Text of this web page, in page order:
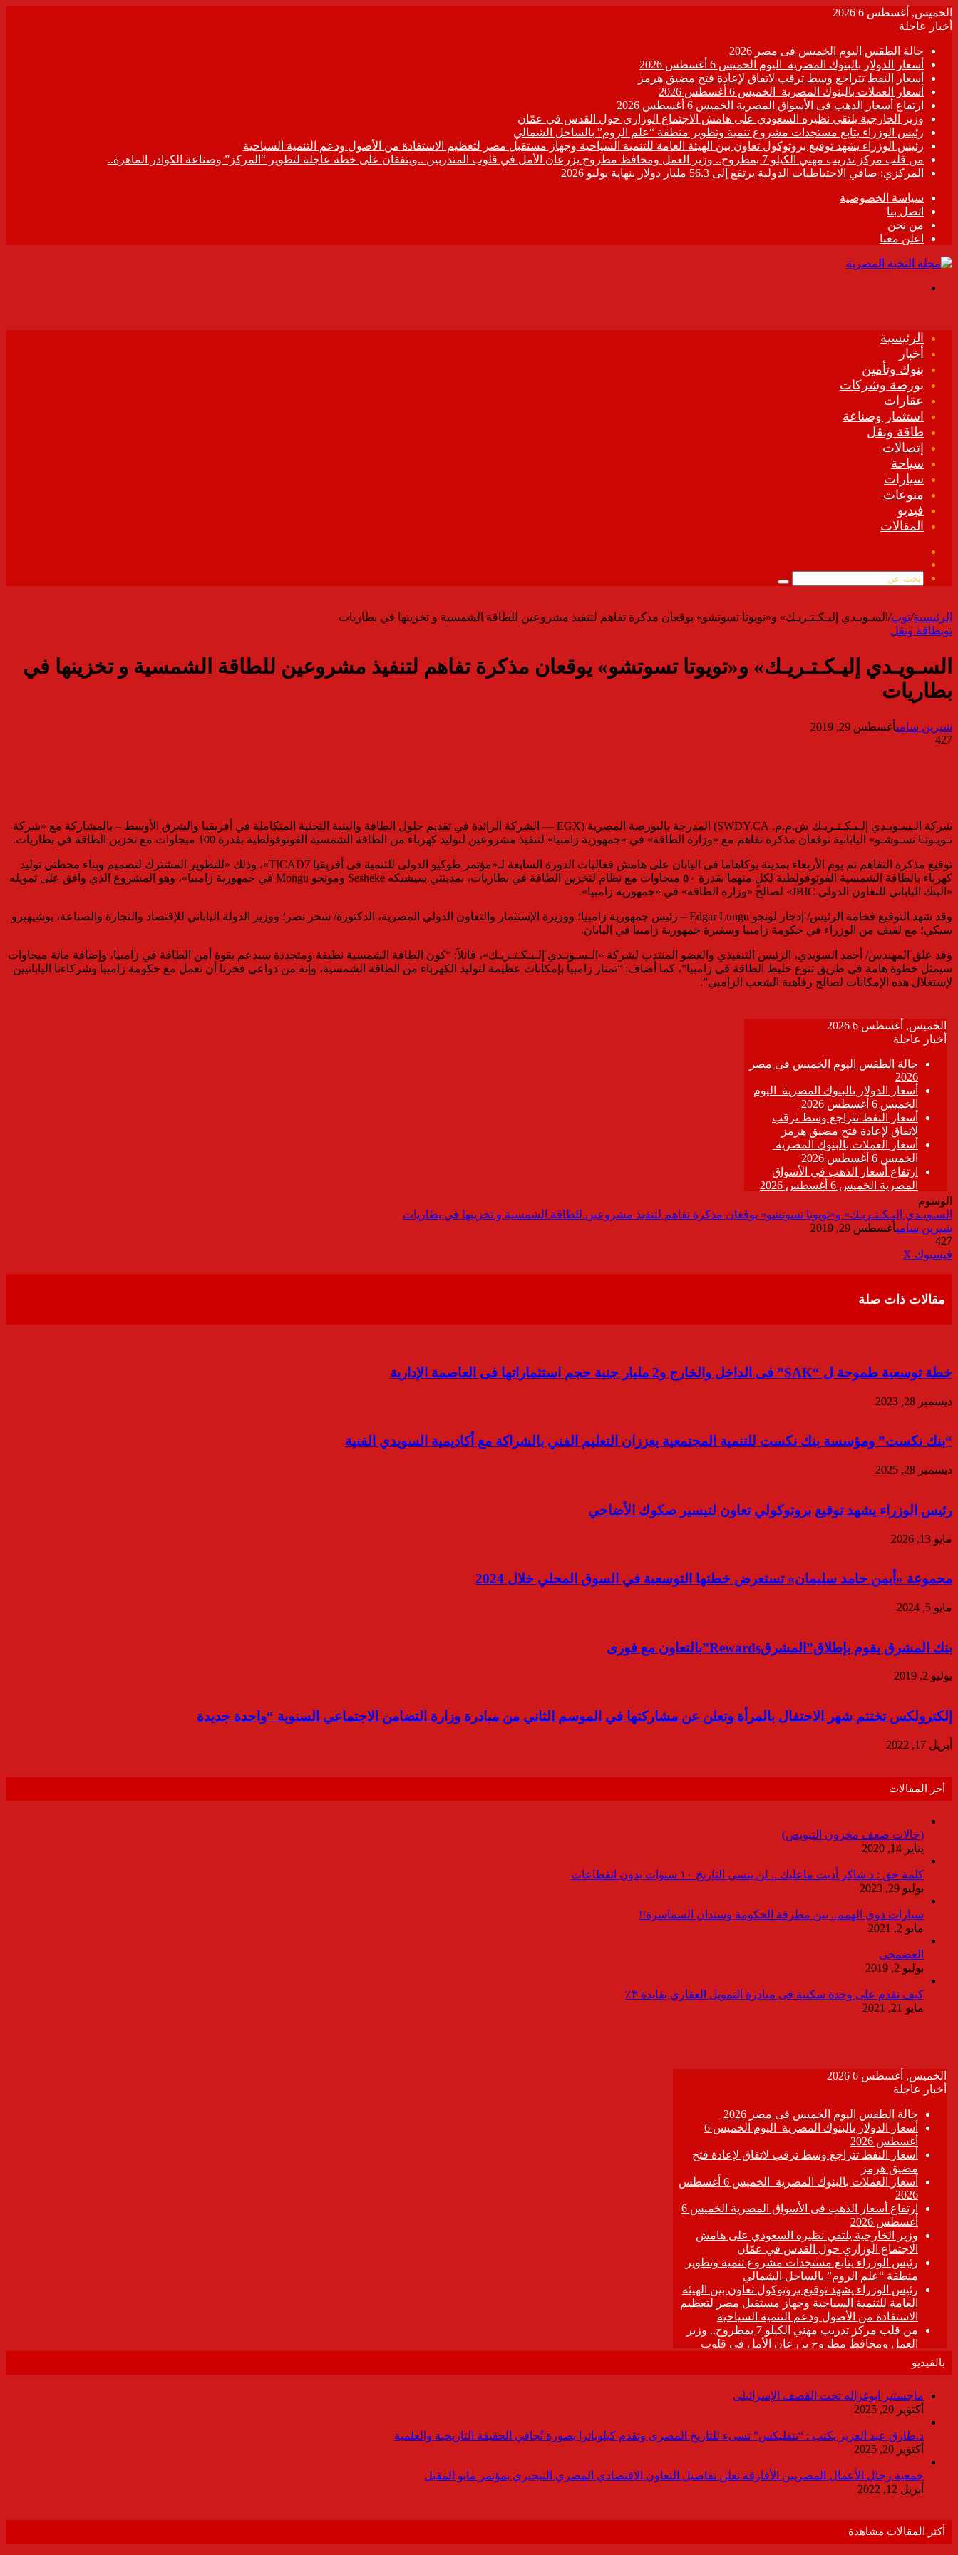
الخميس, أغسطس 6 2026
أخبار عاجلة
حالة الطقس اليوم الخميس فى مصر 2026
أسعار الدولار بالبنوك المصرية اليوم الخميس 6 أغسطس 2026
أسعار النفط تتراجع وسط ترقب لاتفاق لإعادة فتح مضيق هرمز
أسعار العملات بالبنوك المصرية الخميس 6 أغسطس 2026
ارتفاع أسعار الذهب فى الأسواق المصرية الخميس 6 أغسطس 2026
وزير الخارجية يلتقي نظيره السعودي على هامش الاجتماع الوزاري حول القدس في عمّان
رئيس الوزراء يتابع مستجدات مشروع تنمية وتطوير منطقة “علم الروم” بالساحل الشمالي
رئيس الوزراء يشهد توقيع بروتوكول تعاون بين الهيئة العامة للتنمية السياحية وجهاز مستقبل مصر لتعظيم الاستفادة من الأصول ودعم التنمية السياحية
من قلب مركز تدريب مهني الكيلو 7 بمطروح.. وزير العمل ومحافظ مطروح يزرعان الأمل في قلوب المتدربين ..ويتفقان على خطة عاجلة لتطوير “المركز” وصناعة الكوادر الماهرة..
المركزي: صافي الاحتياطيات الدولية يرتفع إلى 56.3 مليار دولار بنهاية يوليو 2026
سياسة الخصوصية
اتصل بنا
من نحن
اعلن معنا
الرئيسية
أخبار
بنوك وتأمين
بورصة وشركات
عقارات
استثمار وصناعة
طاقة ونقل
إتصالات
سياحة
سيارات
منوعات
فيديو
المقالات
الموقع
بحث
الرئيسية/توب/ السـويـدي إليـكـتـريـك» و«تويوتا تسوتشو» يوقعان مذكرة تفاهم لتنفيذ مشروعين للطاقة الشمسية و تخزينها في بطاريات
توبطاقة ونقل
السـويـدي إليـكـتـريـك» و«تويوتا تسوتشو» يوقعان مذكرة تفاهم لتنفيذ مشروعين للطاقة الشمسية و تخزينها في
بطاريات
شيرين سامىأغسطس 29, 2019
427
شركة الـسـويـدي إلـيـكـتـريـك ش.م.م. SWDY.CA) المدرجة بالبورصة المصرية (EGX — الشركة الرائدة في تقديم حلول الطاقة والبنية التحتية المتكاملة في أفريقيا والشرق الأوسط – بالمشاركة مع «شركة
تـويـوتـا تسـوشـو» اليابانية توقعان مذكرة تفاهم مع «وزارة الطاقة» في «جمهورية زامبيا» لتنفيذ مشروعين لتوليد كهرباء من الطاقة الشمسية الفوتوفولطية بقدرة 100 ميجاوات مع تخزين الطاقة في بطاريات.
توقيع مذكرة التفاهم تم يوم الأربعاء بمدينة يوكاهاما فى اليابان على هامش فعاليات الدورة السابعة لـ«مؤتمر طوكيو الدولى للتنمية فى أفريقيا TICAD7»، وذلك «للتطوير المشترك لتصميم وبناء محطتي توليد
كهرباء بالطاقة الشمسية الفوتوفولطية لكلٍ منهما بقدرة ٥٠ ميجاوات مع نظام لتخزين الطاقة في بطاريات، بمدينتي سيشيكه Sesheke ومونجو Mongu في جمهورية زامبيا»، وهو المشروع الذي وافق على تمويله
«البنك الياباني للتعاون الدولي JBIC» لصالح «وزارة الطاقة» في «جمهورية زامبيا».
وقد شهد التوقيع فخامة الرئيس/ إدجار لونجو Edgar Lungu – رئيس جمهورية زامبيا؛ ووزيرة الإستثمار والتعاون الدولي المصرية، الدكتورة/ سحر نصر؛ ووزير الدولة الياباني للإقتصاد والتجارة والصناعة، يوشيهيرو
سيكي؛ مع لفيف من الوزراء في حكومة زامبيا وسفيرة جمهورية زامبيا في اليابان.
وقد علق المهندس/ أحمد السويدي، الرئيس التنفيذي والعضو المنتدب لشركة «الـسـويـدي إلـيـكـتـريـك»، قائلاً: “كون الطاقة الشمسية نظيفة ومتجددة سيدعم بقوة أمن الطاقة في زامبيا، وإضافة مائة ميجاوات
سيمثل خطوة هامة في طريق تنوع خليط الطاقة في زامبيا”، كما أضاف: “تمتاز زامبيا بإمكانات عظيمة لتوليد الكهرباء من الطاقة الشمسية، وإنه من دواعي فخرنا أن نعمل مع حكومة زامبيا وشركاءنا اليابانيين
لإستغلال هذه الإمكانات لصالح رفاهية الشعب الزامبي”.
الوسوم
السـويـدي إليـكـتـريـك» و«تويوتا تسوتشو» يوقعان مذكرة تفاهم لتنفيذ مشروعين للطاقة الشمسية و تخزينها في بطاريات
شيرين سامىأغسطس 29, 2019
427
فيسبوك ‫X
مقالات ذات صلة
خطة توسعية طموحة ل “SAK” فى الداخل والخارج و2 مليار جنية حجم استثماراتها فى العاصمة الإدارية
ديسمبر 28, 2023
“بنك نكست” ومؤسسة بنك نكست للتنمية المجتمعية يعززان التعليم الفني بالشراكة مع أكاديمية السويدي الفنية
ديسمبر 28, 2025
رئيس الوزراء يشهد توقيع بروتوكولي تعاون لتيسير صكوك الأضاحي
مايو 13, 2026
مجموعة «أيمن حامد سليمان» تستعرض خطتها التوسعية في السوق المحلي خلال 2024
مايو 5, 2024
بنك المشرق يقوم بإطلاق”المشرقRewards”بالتعاون مع فورى
يوليو 2, 2019
إلكترولكس تختتم شهر الاحتفال بالمرأة وتعلن عن مشاركتها في الموسم الثاني من مبادرة وزارة التضامن الاجتماعي السنوية “واحدة جديدة
أبريل 17, 2022
أخر المقالات
(حالات ضعف مخزون التبويض)
يناير 14, 2020
كلمة حق : د.شاكر أديت ماعليك .. لن ينسى التاريخ ١٠ سنوات بدون انقطاعات
يوليو 29, 2023
سيارات ذوى الهمم.. بين مطرقة الحكومة وسندان السماسرة!!
مايو 2, 2021
العضمجى
يوليو 2, 2019
كيف تقدم على وحدة سكنية فى مبادرة التمويل العقاري بفايدة ٣٪
مايو 21, 2021
بالفيديو
ماجستير ابوغزاله تحت القصف الإسرائيلى
أكتوبر 20, 2025
د.طارق عبد العزيز يكتب : “نتفليكس” تسىء للتاريخ المصرى وتقدم كيلوباترا بصورة تُجافي الحقيقة التاريخية والعلمية
أكتوبر 20, 2025
جمعية رجال الأعمال المصريين الأفارقة تعلن تفاصيل التعاون الاقتصادي المصري النيجيري بمؤتمر مايو المقبل
أبريل 12, 2022
أكثر المقالات مشاهدة